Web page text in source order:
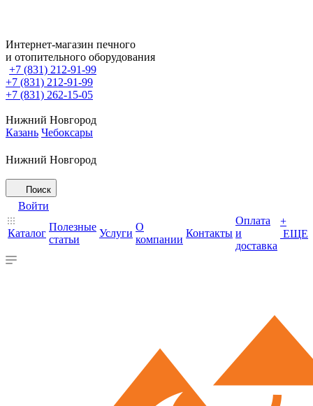
Интернет-магазин печного
и отопительного оборудования
+7 (831) 212-91-99
+7 (831) 212-91-99
+7 (831) 262-15-05
Нижний Новгород
Казань Чебоксары
Нижний Новгород
Поиск
Войти
Каталог
Полезные
статьи
Услуги
О
компании
Контакты
Оплата
и
доставка
+
ЕЩЕ